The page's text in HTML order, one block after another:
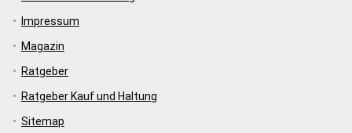
Impressum
Magazin
Ratgeber
Ratgeber Kauf und Haltung
Sitemap